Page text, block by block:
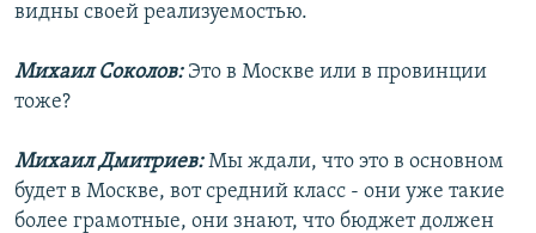
видны своей реализуемостью.
Михаил Соколов:Это в Москве или в провинции
тоже?
Михаил Дмитриев:Мы ждали, что это в основном
будет в Москве, вот средний класс - они уже такие
более грамотные, они знают, что бюджет должен